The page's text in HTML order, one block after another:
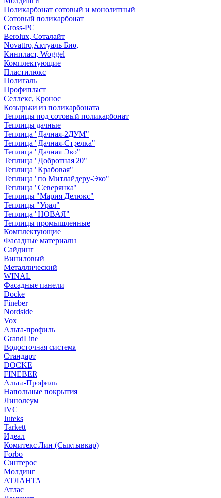
Поликарбонат сотовый и монолитный
Сотовый поликарбонат
Gross-PC
Berolux, Соталайт
Novattro,Актуаль Био,
Кинпласт, Woggel
Комплектующие
Пластилюкс
Полигаль
Профипласт
Селлекс, Кронос
Козырьки из поликарбоната
Теплицы под сотовый поликарбонат
Теплицы дачные
Теплица "Дачная-2ДУМ"
Теплица "Дачная-Стрелка"
Теплица "Дачная-Эко"
Теплица "Добротная 20"
Теплица "Крабовая"
Теплица "по Митлайдеру-Эко"
Теплица "Северянка"
Теплицы "Мария Делюкс"
Теплицы "Урал"
Теплица "НОВАЯ"
Теплицы промышленные
Комплектующие
Фасадные материалы
Сайдинг
Виниловый
Металлический
WINAL
Фасадные панели
Docke
Fineber
Nordside
Vox
Альта-профиль
GrandLine
Водосточная система
Стандарт
DOCKE
FINEBER
Альта-Профиль
Напольные покрытия
Линолеум
IVC
Juteks
Tarkett
Идеал
Комитекс Лин (Сыктывкар)
Forbo
Синтерос
Молдинг
АТЛАНТА
Атлас